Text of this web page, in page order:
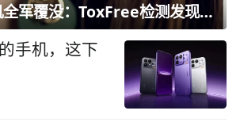
81款主流耳机全军覆没：ToxFree检测发现均含对人体有害化学物质
手机，这下